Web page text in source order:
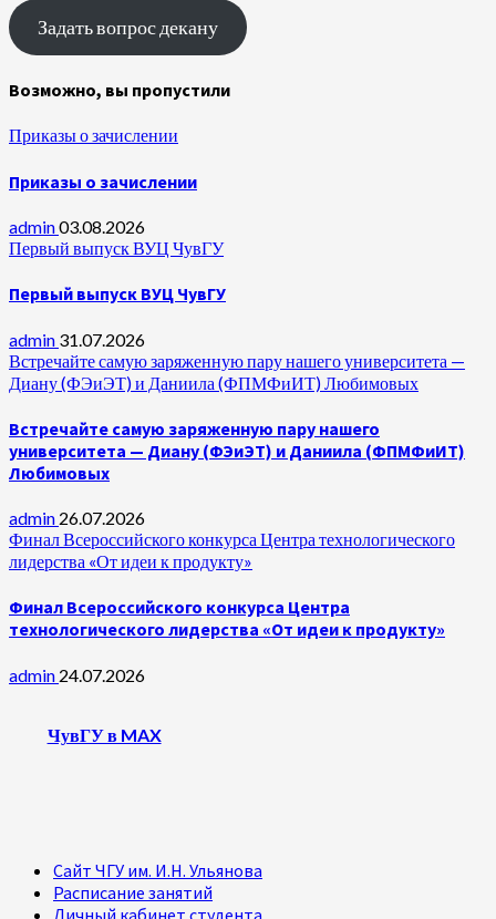
Задать вопрос декану
Возможно, вы пропустили
Приказы о зачислении
Приказы о зачислении
admin03.08.2026
Первый выпуск ВУЦ ЧувГУ
Первый выпуск ВУЦ ЧувГУ
admin 31.07.2026
Встречайте самую заряженную пару нашего университета —
Диану (ФЭиЭТ) и Даниила (ФПМФиИТ) Любимовых
Встречайте самую заряженную пару нашего
университета — Диану (ФЭиЭТ) и Даниила (ФПМФиИТ)
Любимовых
admin 26.07.2026
Финал Всероссийского конкурса Центра технологического
лидерства «От идеи к продукту»
Финал Всероссийского конкурса Центра
технологического лидерства «От идеи к продукту»
admin 24.07.2026
ЧувГУ в MAX
Сайт ЧГУ им. И.Н. Ульянова
Расписание занятий
Личный кабинет студента